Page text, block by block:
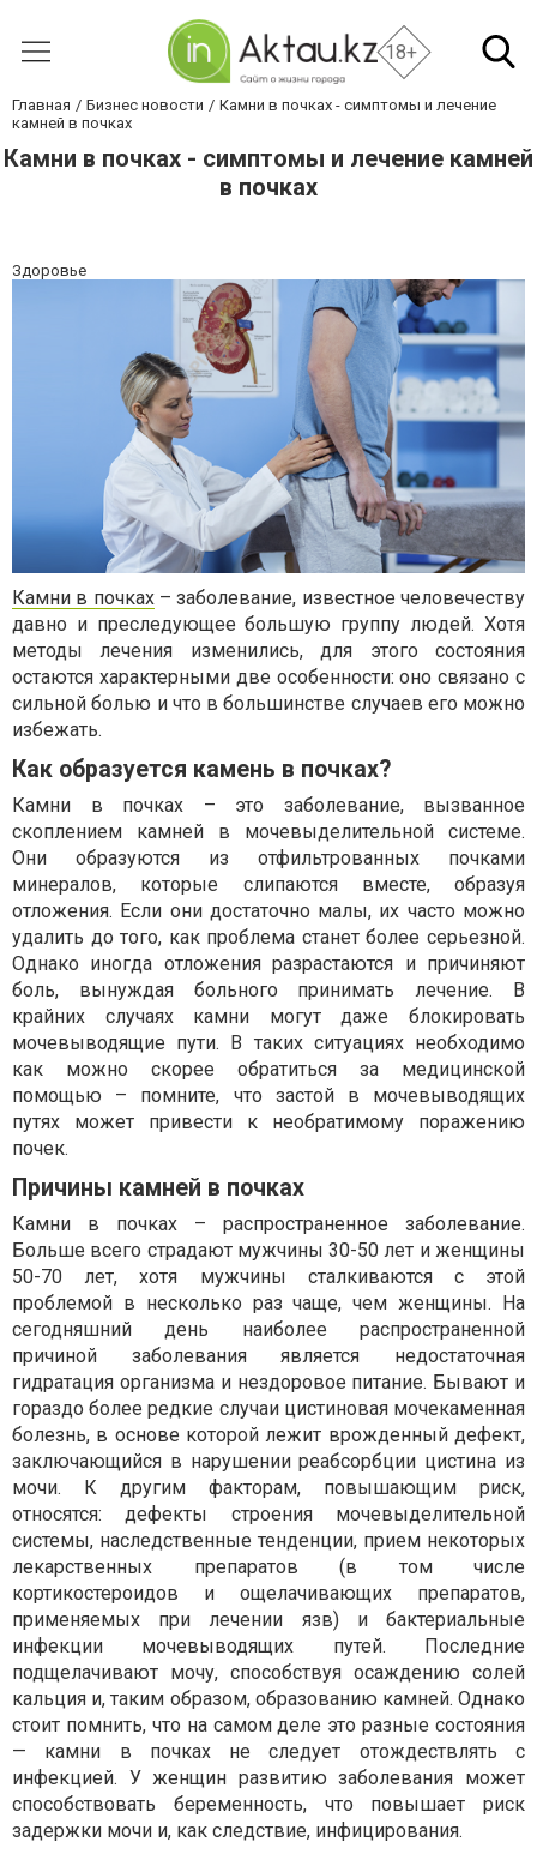
18+
Главная Бизнес новости
Камни в почках - симптомы и лечение
камней в почках
Камни в почках - симптомы и лечение камней
в почках
Здоровье
Камни в почках– заболевание, известное человечеству
давно и преследующее большую группу людей. Хотя
методы лечения изменились, для этого состояния
остаются характерными две особенности: оно связано с
сильной болью и что в большинстве случаев его можно
избежать.
Как образуется камень в почках?
Камни в почках – это заболевание, вызванное
скоплением камней в мочевыделительной системе.
Они образуются из отфильтрованных почками
минералов, которые слипаются вместе, образуя
отложения. Если они достаточно малы, их часто можно
удалить до того, как проблема станет более серьезной.
Однако иногда отложения разрастаются и причиняют
боль, вынуждая больного принимать лечение. В
крайних случаях камни могут даже блокировать
мочевыводящие пути. В таких ситуациях необходимо
как можно скорее обратиться за медицинской
помощью – помните, что застой в мочевыводящих
путях может привести к необратимому поражению
почек.
Причины камней в почках
Камни в почках – распространенное заболевание.
Больше всего страдают мужчины 30-50 лет и женщины
50-70 лет, хотя мужчины сталкиваются с этой
проблемой в несколько раз чаще, чем женщины. На
сегодняшний день наиболее распространенной
причиной заболевания является недостаточная
гидратация организма и нездоровое питание. Бывают и
гораздо более редкие случаи цистиновая мочекаменная
болезнь, в основе которой лежит врожденный дефект,
заключающийся в нарушении реабсорбции цистина из
мочи. К другим факторам, повышающим риск,
относятся: дефекты строения мочевыделительной
системы, наследственные тенденции, прием некоторых
лекарственных препаратов (в том числе
кортикостероидов и ощелачивающих препаратов,
применяемых при лечении язв) и бактериальные
инфекции мочевыводящих путей. Последние
подщелачивают мочу, способствуя осаждению солей
кальция и, таким образом, образованию камней. Однако
стоит помнить, что на самом деле это разные состояния
— камни в почках не следует отождествлять с
инфекцией. У женщин развитию заболевания может
способствовать беременность, что повышает риск
задержки мочи и, как следствие, инфицирования.